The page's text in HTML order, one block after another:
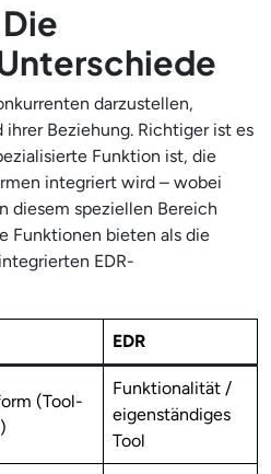
darzustellen,
Beziehung. Richtiger ist es
Funktion ist, die
integriert wird – wobei
diesem speziellen Bereich
Funktionen bieten als die
EDR-
EDR
(Tool-
Funktionalität /
eigenständiges
Tool